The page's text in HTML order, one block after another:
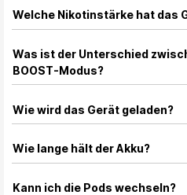
Welche Nikotinstärke hat das
Was ist der Unterschied
BOOST-Modus?
Wie wird das Gerät geladen?
Wie lange hält der Akku?
Kann ich die Pods wechseln?